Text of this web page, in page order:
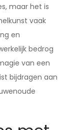
maar het is
vaak
en
bedrog
van een
bijdragen aan